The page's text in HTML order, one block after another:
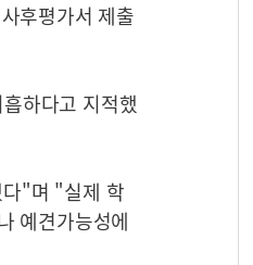
후평가서 제출
하다고 지적했
다"며 "실제 학
예견가능성에